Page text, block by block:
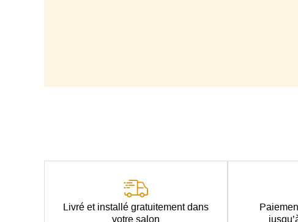
Livré et installé gratuitement dans
votre salon